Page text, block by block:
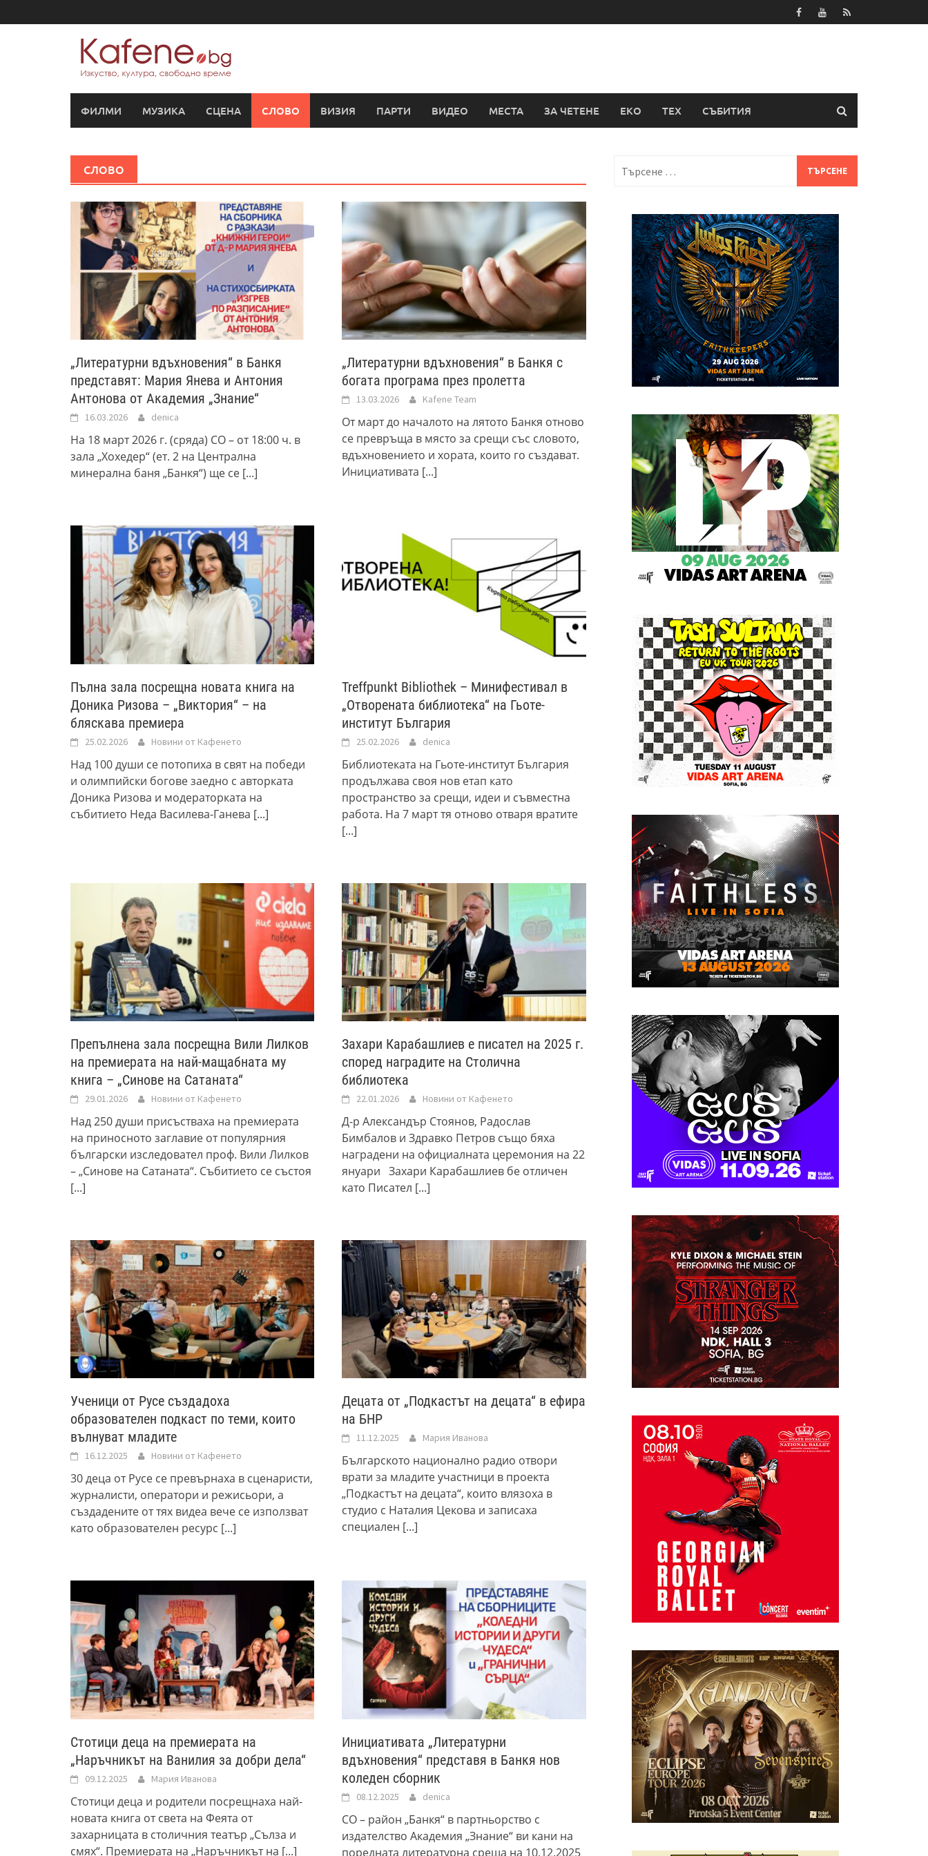
to
ФИЛМИ МУЗИКА СЦЕНА СЛОВО ВИЗИЯ ПАРТИ ВИДЕО МЕСТА ЗА ЧЕТЕНЕ ЕКО ТЕХ СЪБИТИЯ
СЛОВО
„Литературни вдъхновения“ в Банкя
представят: Мария Янева и Антония
Антонова от Академия „Знание“
16.03.2026 denica
На 18 март 2026 г. (сряда) СО – oт 18:00 ч. в
зала „Хохедер“ (ет. 2 на Централна
минерална баня „Банкя“) ще се [...]
„Литературни вдъхновения“ в Банкя с
богата програма през пролетта
13.03.2026 Kafene Team
От март до началото на лятото Банкя отново
се превръща в място за срещи със словото,
вдъхновението и хората, които го създават.
Инициативата [...]
Пълна зала посрещна новата книга на
Доника Ризова – „Виктория“ – на
бляскава премиера
25.02.2026 Новини от Кафенето
Над 100 души се потопиха в свят на победи
и олимпийски богове заедно с авторката
Доника Ризова и модераторката на
събитието Неда Василева-Ганева [...]
Treffpunkt Bibliothek – Минифестивал в
„Отворената библиотека“ на Гьоте-
институт България
25.02.2026 denica
Библиотеката на Гьоте-институт България
продължава своя нов етап като
пространство за срещи, идеи и съвместна
работа. На 7 март тя отново отваря вратите
[...]
Препълнена зала посрещна Вили Лилков
на премиерата на най-мащабната му
книга – „Синове на Сатаната“
29.01.2026 Новини от Кафенето
Над 250 души присъстваха на премиерата
на приносното заглавие от популярния
български изследовател проф. Вили Лилков
– „Синове на Сатаната“. Събитието се състоя
[...]
Захари Карабашлиев е писател на 2025 г.
според наградите на Столична
библиотека
22.01.2026 Новини от Кафенето
Д-р Александър Стоянов, Радослав
Бимбалов и Здравко Петров също бяха
наградени на официалната церемония на 22
януари Захари Карабашлиев бе отличен
като Писател [...]
Ученици от Русе създадоха
образователен подкаст по теми, които
вълнуват младите
16.12.2025 Новини от Кафенето
30 деца от Русе се превърнаха в сценаристи,
журналисти, оператори и режисьори, а
създадените от тях видеа вече се използват
като образователен ресурс [...]
Децата от „Подкастът на децата“ в ефира
на БНР
11.12.2025 Мария Иванова
Българското национално радио отвори
врати за младите участници в проекта
„Подкастът на децата“, които влязоха в
студио с Наталия Цекова и записаха
специален [...]
Стотици деца на премиерата на
„Наръчникът на Ванилия за добри дела“
09.12.2025 Мария Иванова
Стотици деца и родители посрещнаха най-
новата книга от света на Феята от
захарницата в столичния театър „Сълза и
смях“. Премиерата на „Наръчникът на [...]
Инициативата „Литературни
вдъхновения“ представя в Банкя нов
коледен сборник
08.12.2025 denica
СО – район „Банкя“ в партньорство с
издателство Академия „Знание“ ви кани на
поредната литературна среща на 10.12.2025
за: